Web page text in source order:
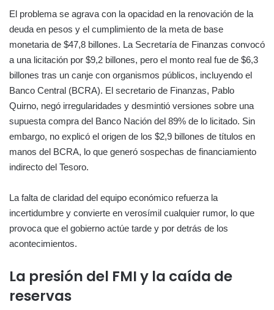
El problema se agrava con la opacidad en la renovación de la
deuda en pesos y el cumplimiento de la meta de base
monetaria de $47,8 billones. La Secretaría de Finanzas convocó
a una licitación por $9,2 billones, pero el monto real fue de $6,3
billones tras un canje con organismos públicos, incluyendo el
Banco Central (BCRA). El secretario de Finanzas, Pablo
Quirno, negó irregularidades y desmintió versiones sobre una
supuesta compra del Banco Nación del 89% de lo licitado. Sin
embargo, no explicó el origen de los $2,9 billones de títulos en
manos del BCRA, lo que generó sospechas de financiamiento
indirecto del Tesoro.
La falta de claridad del equipo económico refuerza la
incertidumbre y convierte en verosímil cualquier rumor, lo que
provoca que el gobierno actúe tarde y por detrás de los
acontecimientos.
La presión del FMI y la caída de
reservas